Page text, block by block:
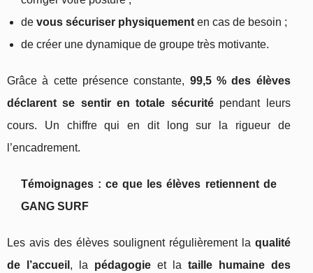
de vous sécuriser physiquement en cas de besoin ;
de créer une dynamique de groupe très motivante.
Grâce à cette présence constante, 99,5 % des élèves
déclarent se sentir en totale sécuritépendant leurs
cours. Un chiffre qui en dit long sur la rigueur de
l’encadrement.
Témoignages : ce que les élèves retiennent de
GANG SURF
Les avis des élèves soulignent régulièrement la qualité
de l’accueil , la pédagogieet la taille humaine des